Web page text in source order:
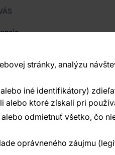
stránky, analýzu
iné identifikátory)
alebo ktoré získali pri
odmietnuť všetko, čo
oprávneného záujmu
otázky